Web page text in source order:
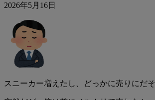
2026年5月16日
スニーカー増えたし、どっかに売りにだ